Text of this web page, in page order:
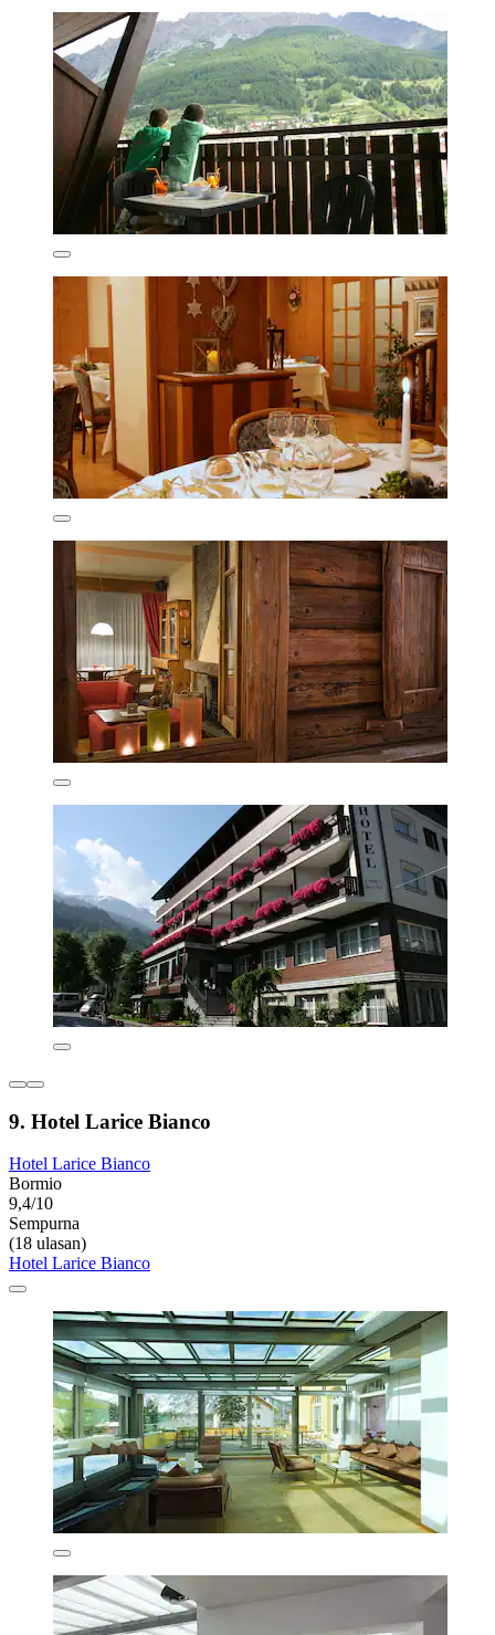
9. Hotel Larice Bianco
Hotel Larice Bianco
Bormio
9,4/10
Sempurna
(18 ulasan)
Hotel Larice Bianco